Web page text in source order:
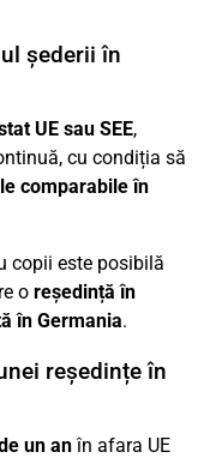
șederii în
UE sau SEE,
cu condiția să
comparabile în
copii este posibilă
o reședință în
în Germania.
reședințe în
un anîn afara UE